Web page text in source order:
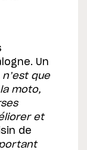
Un
n’est que
moto,
et
de